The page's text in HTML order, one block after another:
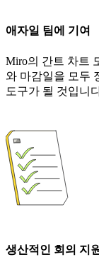
애자일 팀에 기여
Miro의 간트 차트
와 마감일을 모두
도구가 될 것입니
생산적인 회의 지원